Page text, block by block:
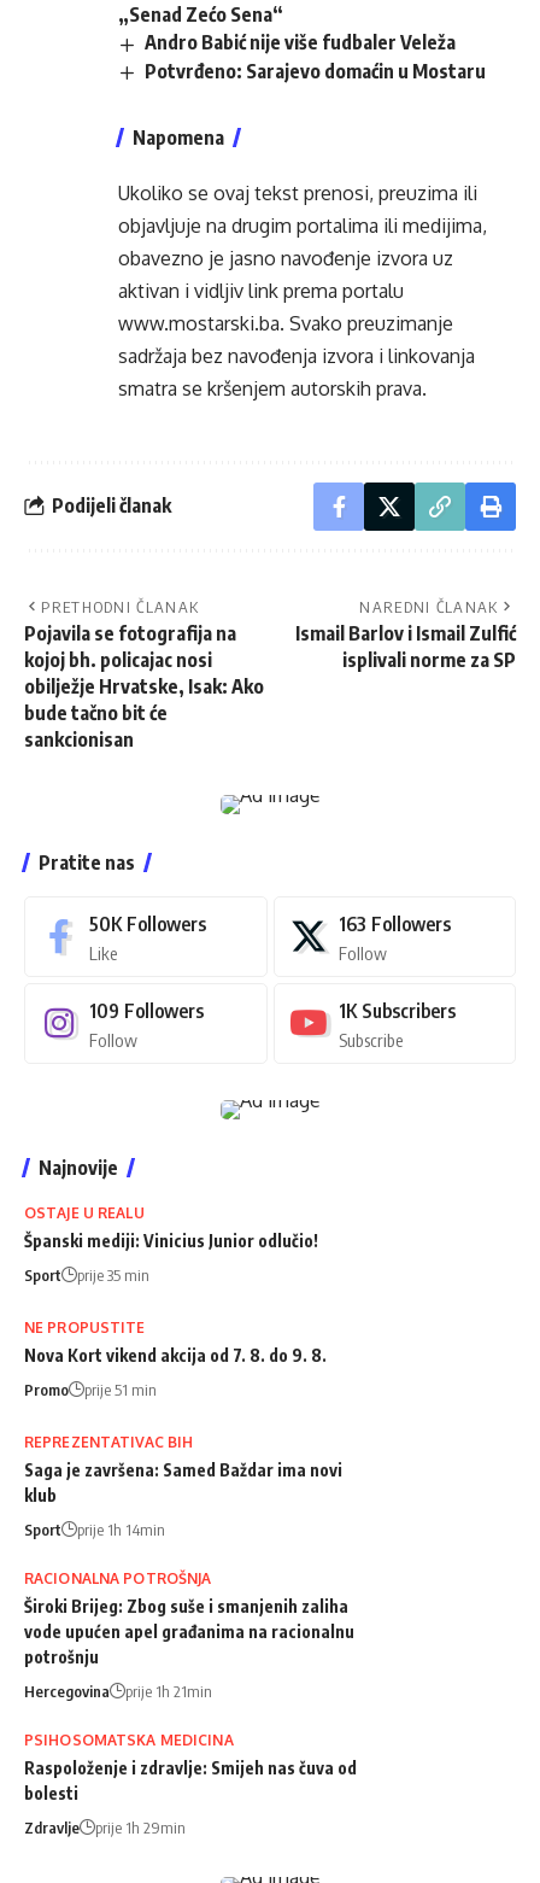
„Senad Zećo Sena“
Andro Babić nije više fudbaler Veleža
Potvrđeno: Sarajevo domaćin u Mostaru
Napomena
Ukoliko se ovaj tekst prenosi, preuzima ili
objavljuje na drugim portalima ili medijima,
obavezno je jasno navođenje izvora uz
aktivan i vidljiv link prema portalu
www.mostarski.ba. Svako preuzimanje
sadržaja bez navođenja izvora i linkovanja
smatra se kršenjem autorskih prava.
Podijeli članak
PRETHODNI ČLANAK
Pojavila se fotografija na
kojoj bh. policajac nosi
obilježje Hrvatske, Isak: Ako
bude tačno bit će
sankcionisan
NAREDNI ČLANAK
Ismail Barlov i Ismail Zulfić
isplivali norme za SP
Pratite nas
50K Followers
Like
163 Followers
Follow
109 Followers
Follow
1K Subscribers
Subscribe
Najnovije
OSTAJE U REALU
Španski mediji: Vinicius Junior odlučio!
Sport prije 35 min
NE PROPUSTITE
Nova Kort vikend akcija od 7. 8. do 9. 8.
Promo prije 51 min
REPREZENTATIVAC BIH
Saga je završena: Samed Baždar ima novi
klub
Sport prije 1h 14min
RACIONALNA POTROŠNJA
Široki Brijeg: Zbog suše i smanjenih zaliha
vode upućen apel građanima na racionalnu
potrošnju
Hercegovina prije 1h 21min
PSIHOSOMATSKA MEDICINA
Raspoloženje i zdravlje: Smijeh nas čuva od
bolesti
Zdravlje prije 1h 29min